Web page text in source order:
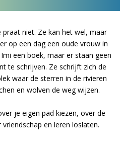
niet. Ze kan het wel, maar
op een dag een oude vrouw in
een boek, maar er staan geen
te schrijven. Ze schrijft zich de
waar de sterren in de rivieren
en wolven de weg wijzen.
je eigen pad kiezen, over de
en leren loslaten.